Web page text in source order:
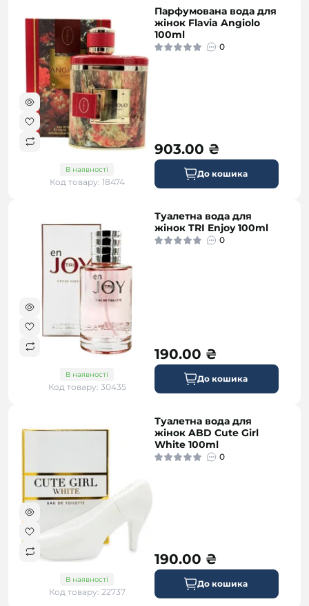
В наявності
Код товару: 18474
Парфумована вода для
жінок Flavia Angiolo
100ml
0
903.00 ₴
До кошика
В наявності
Код товару: 30435
Туалетна вода для
жінок TRI Enjoy 100ml
0
190.00 ₴
До кошика
В наявності
Код товару: 22737
Туалетна вода для
жінок ABD Cute Girl
White 100ml
0
190.00 ₴
До кошика